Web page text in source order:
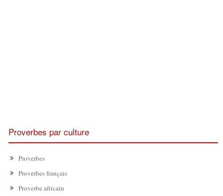
Proverbes par culture
Proverbes
Proverbes français
Proverbe africain